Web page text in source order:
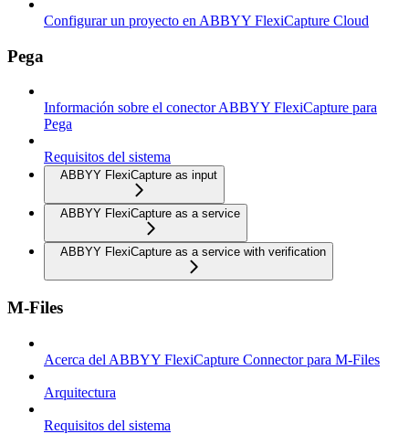
Configurar un proyecto en ABBYY FlexiCapture Cloud
Pega
Información sobre el conector ABBYY FlexiCapture para
Pega
Requisitos del sistema
ABBYY FlexiCapture as input
ABBYY FlexiCapture as a service
ABBYY FlexiCapture as a service with verification
M-Files
Acerca del ABBYY FlexiCapture Connector para M-Files
Arquitectura
Requisitos del sistema